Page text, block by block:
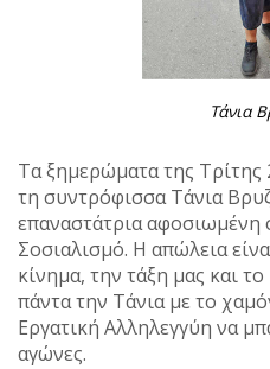
Τάνια
Τα ξημερώματα της Τρίτης
τη συντρόφισσα Τάνια
επαναστάτρια αφοσιωμένη
Σοσιαλισμό. Η απώλεια
κίνημα, την τάξη μας και
πάντα την Τάνια με το
Εργατική Αλληλεγγύη να
αγώνες.